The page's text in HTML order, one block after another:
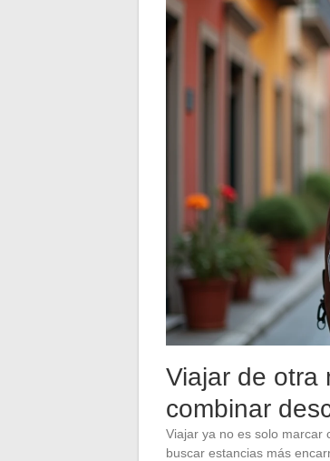
Viajar de otra
combinar
Viajar ya no es solo marcar
buscar estancias más